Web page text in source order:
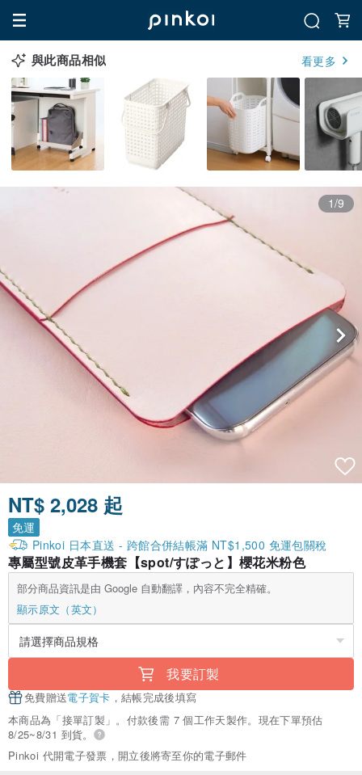
與此商品相似 看更多
1/9
NT$ 2,028 起
免運
Pinkoi 日本直送 - 跨館合併結帳滿 NT$1,500 免運包關稅
專屬型號皮革手機套【spot/すぽっと】櫻花米粉色
部分商品資訊是由 Google 自動翻譯，內容不完全精確。
顯示原文（英文）
我要訂製
免費贈送電子賀卡 ，結帳完成後填寫
本商品為「接單訂製」。付款後需 7 個工作天製作。現在下單預估
8/25~8/31 到貨。
Pinkoi 代開電子發票，開立後將寄至你的電子郵件